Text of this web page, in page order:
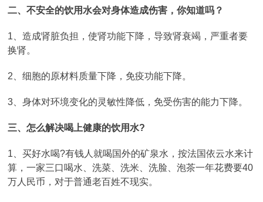
二、不安全的饮用水会对身体造成伤害，你知道吗？
1、造成肾脏负担，使肾功能下降，导致肾衰竭，严重者要
换肾。
2、细胞的原材料质量下降，免疫功能下降。
3、身体对环境变化的灵敏性降低，免受伤害的能力下降。
三、怎么解决喝上健康的饮用水?
1、买好水喝?有钱人就喝国外的矿泉水，按法国依云水来计
算，一家三口喝水、洗菜、洗米、洗脸、泡茶一年花费要40
万人民币，对于普通老百姓不现实。